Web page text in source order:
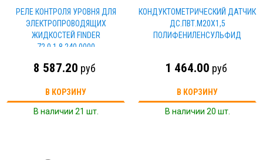
РЕЛЕ КОНТРОЛЯ УРОВНЯ ДЛЯ
ЭЛЕКТРОПРОВОДЯЩИХ
ЖИДКОСТЕЙ FINDER
72.0.1.8.240.0000
8 587.20 руб
В КОРЗИНУ
В наличии 21 шт.
КОНДУКТОМЕТРИЧЕСКИЙ ДАТЧИК
ДС.ПВТ.М20Х1,5
ПОЛИФЕНИЛЕНСУЛЬФИД
1 464.00 руб
В КОРЗИНУ
В наличии 20 шт.